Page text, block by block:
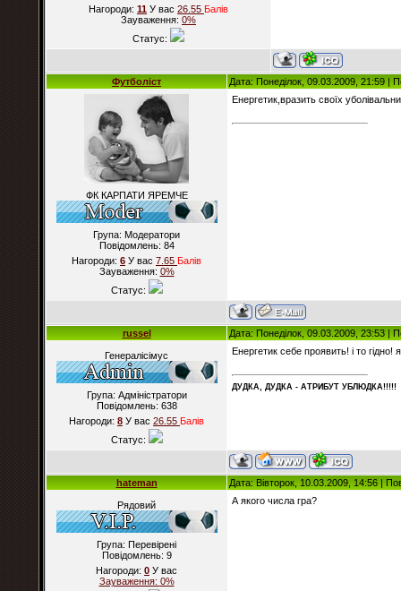
Нагороди: 11 У вас 26.55 Балiв
Зауваження: 0%
Статус:
Футболіст Дата: Понеділок, 09.03.2009, 21:59 |
ФК КАРПАТИ ЯРЕМЧЕ
Група: Модератори
Повідомлень: 84
Нагороди: 6 У вас 7.65 Балiв
Зауваження: 0%
Статус:
Енергетик,вразить своїх
russel Дата: Понеділок, 09.03.2009, 23:53 |
Генералісімус
Група: Адміністратори
Повідомлень: 638
Нагороди: 8 У вас 26.55 Балiв
Статус:
Енергетик себе проявить! і то гідно!
ДУДКА, ДУДКА - АТРИБУT УБЛЮДКА!!!!!
hateman Дата: Вівторок, 10.03.2009, 14:56 |
Рядовий
Група: Перевірені
Повідомлень: 9
Нагороди: 0 У вас
Зауваження: 0%
А якого числа гра?